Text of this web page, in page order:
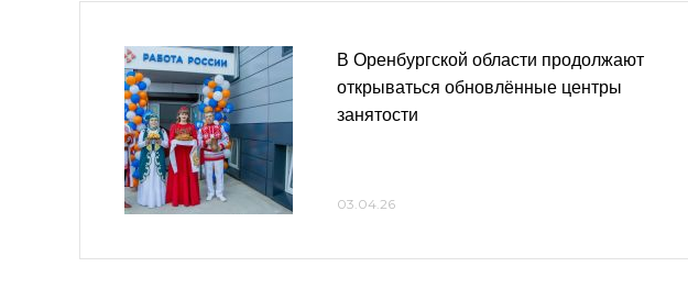
В Оренбургской области продолжают
открываться обновлённые центры
занятости
03.04.26